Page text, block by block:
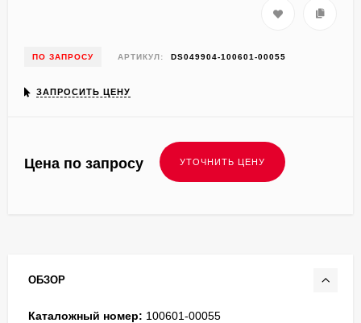
ПО ЗАПРОСУ АРТИКУЛ: DS049904-100601-00055
ЗАПРОСИТЬ ЦЕНУ
Цена по запросу
ОБЗОР
Каталожный номер: 100601-00055